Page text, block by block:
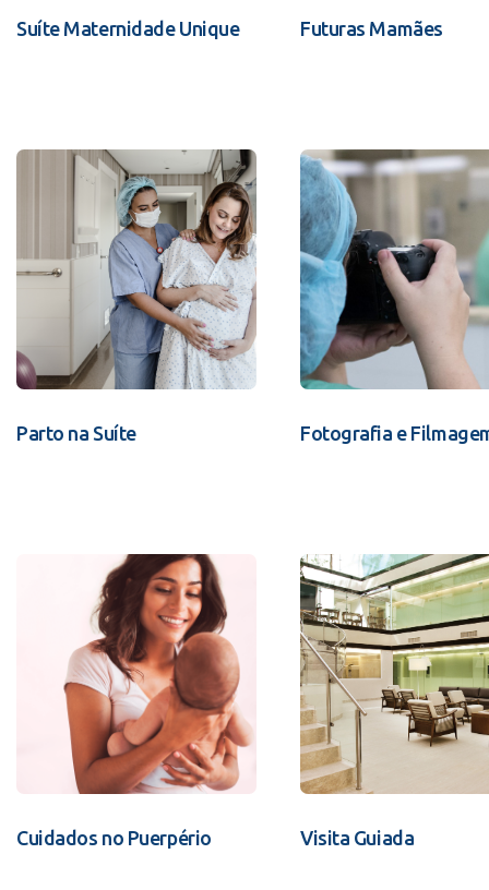
Suíte Maternidade Unique Futuras Mamães
Parto na Suíte Fotografia e
Cuidados no Puerpério Visita Guiada